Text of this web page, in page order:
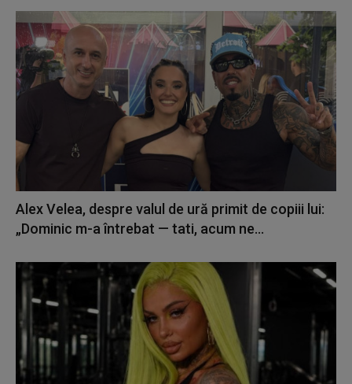
Alex Velea, despre valul de ură primit de copiii lui:
„Dominic m-a întrebat — tati, acum ne...